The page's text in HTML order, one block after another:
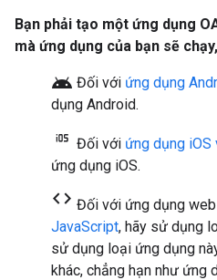
Bạn phải tạo một ứng dụng
mà ứng dụng của bạn sẽ
android Đối với ứng dụng
dụng Android.
Đối với ứng dụng iOS
ứng dụng iOS.
code Đối với ứng dụng web
JavaScript, hãy sử dụng
sử dụng loại ứng dụng
khác, chẳng hạn như ứng